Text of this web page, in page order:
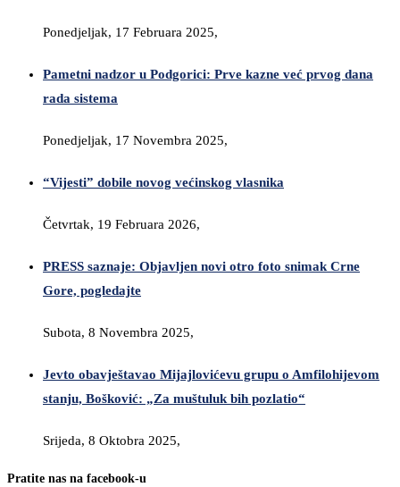
Ponedjeljak, 17 Februara 2025,
Pametni nadzor u Podgorici: Prve kazne već prvog dana
rada sistema
Ponedjeljak, 17 Novembra 2025,
“Vijesti” dobile novog većinskog vlasnika
Četvrtak, 19 Februara 2026,
PRESS saznaje: Objavljen novi otro foto snimak Crne
Gore, pogledajte
Subota, 8 Novembra 2025,
Jevto obavještavao Mijajlovićevu grupu o Amfilohijevom
stanju, Bošković: „Za muštuluk bih pozlatio“
Srijeda, 8 Oktobra 2025,
Pratite nas na facebook-u